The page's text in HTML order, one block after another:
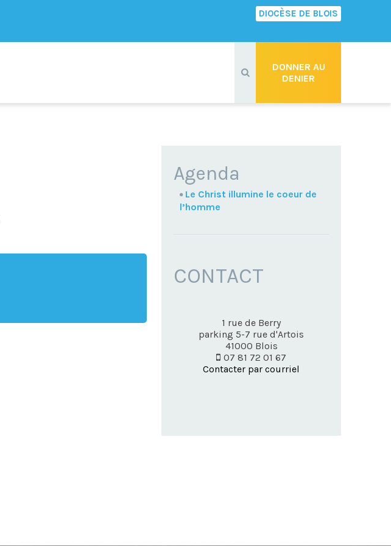
DIOCÈSE DE BLOIS
DONNER AU
DENIER
NAVIGATION
Agenda
Le Christ illumine le coeur de
l’homme
CONTACT
1 rue de Berry
parking 5-7 rue d'Artois
41000 Blois
07 81 72 01 67
Contacter par courriel